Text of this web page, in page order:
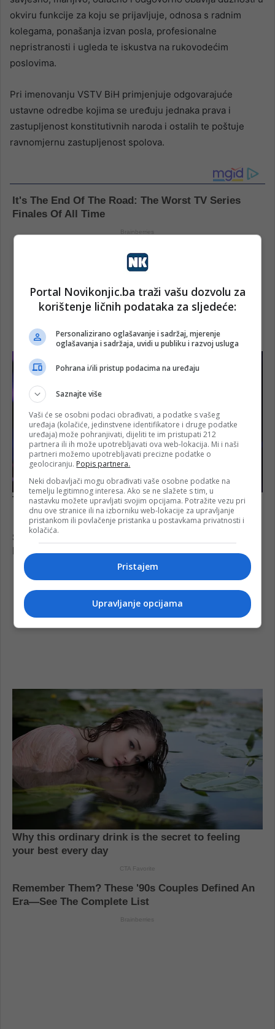
okviru funkcije za koju se prijavljuje, odnosa s radnim
kolegama, ponašanja izvan posla, profesionalne
nepristranosti i ugleda te iskustva na rukovodećim
poslovima.
Pri imenovanju VSTV BiH primjenjuje odgovarajuće
ustavne odredbe kojima se uređuju jednaka prava i
zastupljenost konstitutivnih naroda i ostalih te poštuje
ravnomjernu zastupljenost spolova.
Portal Novikonjic.ba traži vašu dozvolu za
korištenje ličnih podataka za sljedeće:
Personalizirano oglašavanje i sadržaj, mjerenje
oglašavanja i sadržaja, uvidi u publiku i razvoj usluga
Pohrana i/ili pristup podacima na uređaju
Saznajte više
Vaši će se osobni podaci obrađivati, a podatke s vašeg
uređaja (kolačiće, jedinstvene identifikatore i druge podatke
uređaja) može pohranjivati, dijeliti te im pristupati 212
partnera ili ih može upotrebljavati ova web-lokacija. Mi i naši
partneri možemo upotrebljavati precizne podatke o
geolociranju. Popis partnera.
Neki dobavljači mogu obrađivati vaše osobne podatke na
temelju legitimnog interesa. Ako se ne slažete s tim, u
nastavku možete upravljati svojim opcijama. Potražite vezu pri
dnu ove stranice ili na izborniku web-lokacije za upravljanje
pristankom ili povlačenje pristanka u postavkama privatnosti i
kolačića.
Pristajem
Upravljanje opcijama